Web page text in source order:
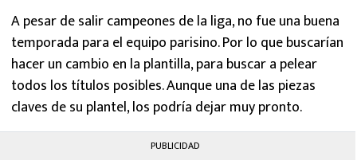
A pesar de salir campeones de la liga, no fue una buena
temporada para el equipo parisino. Por lo que buscarían
hacer un cambio en la plantilla, para buscar a pelear
todos los títulos posibles. Aunque una de las piezas
claves de su plantel, los podría dejar muy pronto.
PUBLICIDAD